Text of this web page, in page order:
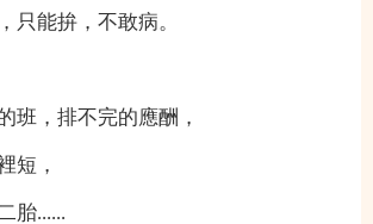
只能拚，不敢病。
班，排不完的應酬，
短，
胎......